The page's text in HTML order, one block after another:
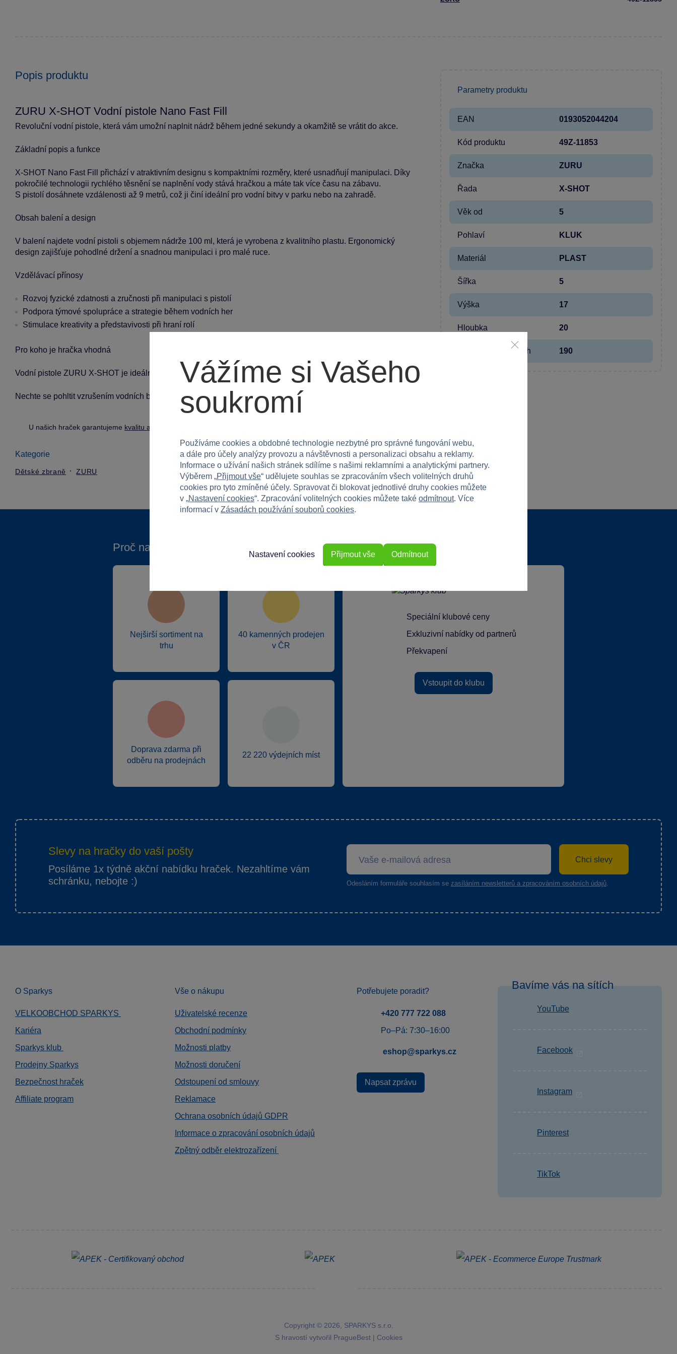
Popis produktu
ZURU X-SHOT Vodní pistole Nano Fast Fill
Revoluční vodní pistole, která vám umožní naplnit nádrž během jedné sekundy a okamžitě se vrátit do akce.
Základní popis a funkce
X-SHOT Nano Fast Fill přichází v atraktivním designu s kompaktními rozměry, které usnadňují manipulaci. Díky
pokročilé technologii rychlého těsnění se naplnění vody stává hračkou a máte tak více času na zábavu.
S pistolí dosáhnete vzdálenosti až 9 metrů, což ji činí ideální pro vodní bitvy v parku nebo na zahradě.
Obsah balení a design
V balení najdete vodní pistoli s objemem nádrže 100 ml, která je vyrobena z kvalitního plastu. Ergonomický
design zajišťuje pohodlné držení a snadnou manipulaci i pro malé ruce.
Vzdělávací přínosy
Rozvoj fyzické zdatnosti a zručnosti při manipulaci s pistolí
Podpora týmové spolupráce a strategie během vodních her
Stimulace kreativity a představivosti při hraní rolí
Pro koho je hračka vhodná
Vodní pistole ZURU X-SHOT je ideální pro chlapce od 6 let, kteří milují vodní hry, ať už doma nebo venku.
Nechte se pohltit vzrušením vodních bitev a užijte si léto s touto skvělou pistolí!
U našich hraček garantujeme kvalitu a bezpečnost
Kategorie
Dětské zbraně ZURU
Parametry produktu
EAN 0193052044204
Kód produktu 49Z-11853
Značka ZURU
Řada X-SHOT
Věk od 5
Pohlaví KLUK
Materiál PLAST
Šířka 5
Výška 17
Hloubka 20
Hmotnost v gramech 190
Proč nakupovat ve Sparkys?
Nejširší sortiment na
trhu
40 kamenných prodejen
v ČR
Doprava zdarma při
odběru na prodejnách
22 220 výdejních míst
Speciální klubové ceny
Exkluzivní nabídky od partnerů
Překvapení
Vstoupit do klubu
Slevy na hračky do vaší pošty
Posíláme 1x týdně akční nabídku hraček. Nezahltíme vám
schránku, nebojte :)
Chci slevy
Odesláním formuláře souhlasím se zasíláním newsletterů a zpracováním osobních údajů
O Sparkys
VELKOOBCHOD SPARKYS
Kariéra
Sparkys klub
Prodejny Sparkys
Bezpečnost hraček
Affiliate program
Vše o nákupu
Uživatelské recenze
Obchodní podmínky
Možnosti platby
Možnosti doručení
Odstoupení od smlouvy
Reklamace
Ochrana osobních údajů GDPR
Informace o zpracování osobních údajů
Zpětný odběr elektrozařízení
Potřebujete poradit?
+420 777 722 088
Po–Pá: 7:30–16:00
eshop@sparkys.cz
Napsat zprávu
Bavíme vás na sítích
YouTube
Facebook
Instagram
Pinterest
TikTok
Copyright © 2026, SPARKYS s.r.o.
S hravostí vytvořil PragueBest| Cookies
Vážíme si Vašeho
soukromí
Používáme cookies a obdobné technologie nezbytné pro správné fungování webu,
a dále pro účely analýzy provozu a návštěvnosti a personalizaci obsahu a reklamy.
Informace o užívání našich stránek sdílíme s našimi reklamními a analytickými partnery.
Výběrem „Přijmout vše“ udělujete souhlas se zpracováním všech volitelných druhů
cookies pro tyto zmíněné účely. Spravovat či blokovat jednotlivé druhy cookies můžete
v „Nastavení cookies“. Zpracování volitelných cookies můžete také odmítnout. Více
informací v Zásadách používání souborů cookies.
Odmítnout
Nastavení cookies Přijmout vše